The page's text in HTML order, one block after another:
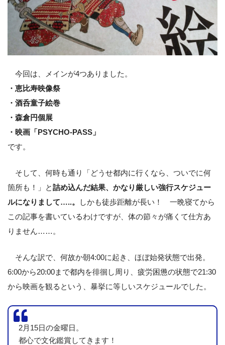
今回は、メインが4つありました。
・恵比寿映像祭
・酒呑童子絵巻
・森倉円個展
・映画「PSYCHO-PASS」
です。
そして、何時も通り「どうせ都内に行くなら、ついでに何
箇所も！」と詰め込んだ結果、かなり厳しい強行スケジュー
ルになりまして…..。
しかも徒歩距離が長い！ 一晩寝てから
この記事を書いているわけですが、体の節々が痛くて仕方あ
りません……。
そんな訳で、何故か朝4:00に起き、ほぼ始発状態で出発。
6:00から20:00まで都内を徘徊し周り、疲労困憊の状態で21:30
から映画を観るという、暴挙に等しいスケジュールでした。
2月15日の金曜日。
都心で文化鑑賞してきます！